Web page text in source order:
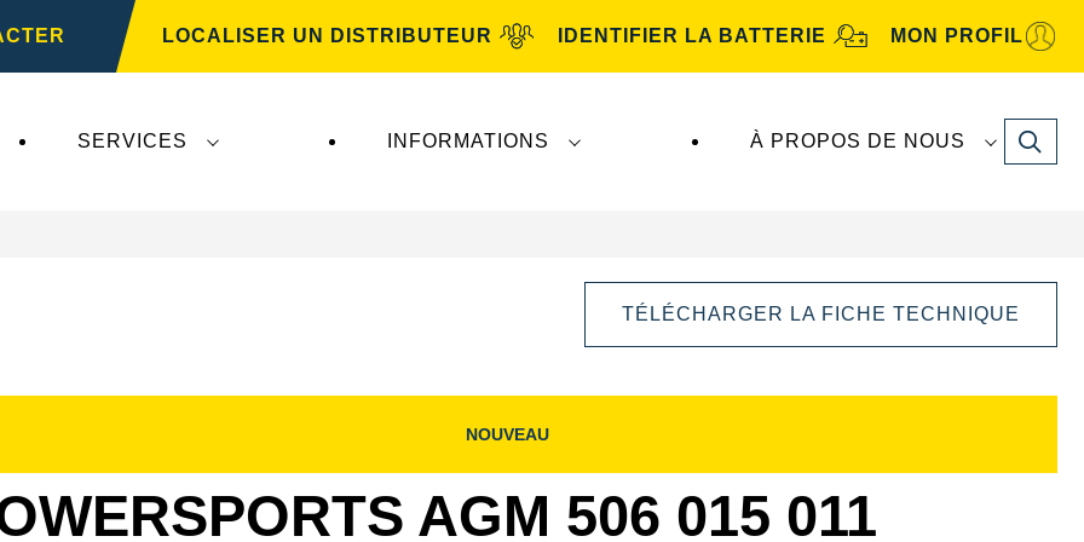
LOCALISER UN DISTRIBUTEUR IDENTIFIER LA BATTERIE MON PROFIL
SERVICES INFORMATIONS À PROPOS DE NOUS Search
TÉLÉCHARGER LA FICHE TECHNIQUE
de
dialogue
NOUVEAU
AGM 506 015 011